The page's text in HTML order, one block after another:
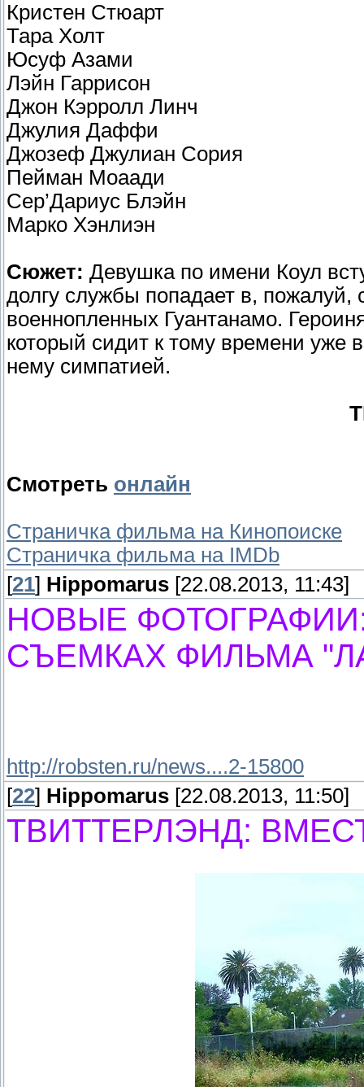
Кристен Стюарт
Тара Холт
Юсуф Азами
Лэйн Гаррисон
Джон Кэрролл Линч
Джулия Даффи
Джозеф Джулиан Сория
Пейман Моаади
Сер’Дариус Блэйн
Марко Хэнлиэн
Сюжет: Девушка по имени Коул
долгу службы попадает в,
военнопленных Гуантанамо.
который сидит к тому времени уже
нему симпатией.
Смотреть онлайн
Страничка фильма на Кинопоиске
Страничка фильма на IMDb
[21] Hippomarus [22.08.2013, 11:43]
НОВЫЕ
СЪЕМКАХ ФИЛЬМА
http://robsten.ru/news....2-15800
[22] Hippomarus [22.08.2013, 11:50]
ТВИТТЕРЛЭНД: